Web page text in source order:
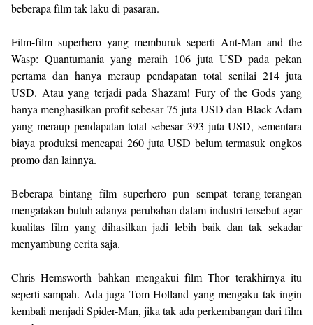
beberapa film tak laku di pasaran.
Film-film superhero yang memburuk seperti Ant-Man and the
Wasp: Quantumania yang meraih 106 juta USD pada pekan
pertama dan hanya meraup pendapatan total senilai 214 juta
USD. Atau yang terjadi pada Shazam! Fury of the Gods yang
hanya menghasilkan profit sebesar 75 juta USD dan Black Adam
yang meraup pendapatan total sebesar 393 juta USD, sementara
biaya produksi mencapai 260 juta USD belum termasuk ongkos
promo dan lainnya.
Beberapa bintang film superhero pun sempat terang-terangan
mengatakan butuh adanya perubahan dalam industri tersebut agar
kualitas film yang dihasilkan jadi lebih baik dan tak sekadar
menyambung cerita saja.
Chris Hemsworth bahkan mengakui film Thor terakhirnya itu
seperti sampah. Ada juga Tom Holland yang mengaku tak ingin
kembali menjadi Spider-Man, jika tak ada perkembangan dari film